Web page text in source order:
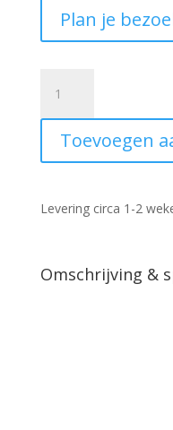
Plan je
draaibaar
Nederland
stof
Teddy
Toevoegen
Levering circa 1-2
Omschrijving &